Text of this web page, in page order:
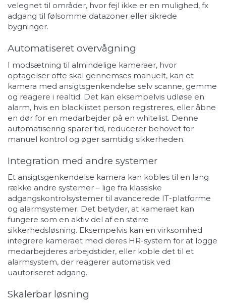
velegnet til områder, hvor fejl ikke er en mulighed, fx
adgang til følsomme datazoner eller sikrede
bygninger.
Automatiseret overvågning
I modsætning til almindelige kameraer, hvor
optagelser ofte skal gennemses manuelt, kan et
kamera med ansigtsgenkendelse selv scanne, gemme
og reagere i realtid. Det kan eksempelvis udløse en
alarm, hvis en blacklistet person registreres, eller åbne
en dør for en medarbejder på en whitelist. Denne
automatisering sparer tid, reducerer behovet for
manuel kontrol og øger samtidig sikkerheden.
Integration med andre systemer
Et ansigtsgenkendelse kamera kan kobles til en lang
række andre systemer – lige fra klassiske
adgangskontrolsystemer til avancerede IT-platforme
og alarmsystemer. Det betyder, at kameraet kan
fungere som en aktiv del af en større
sikkerhedsløsning. Eksempelvis kan en virksomhed
integrere kameraet med deres HR-system for at logge
medarbejderes arbejdstider, eller koble det til et
alarmsystem, der reagerer automatisk ved
uautoriseret adgang.
Skalerbar løsning